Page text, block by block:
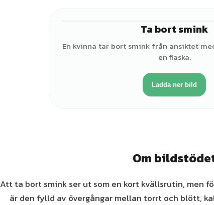
Ta bort smink
En kvinna tar bort smink från ansiktet
en flaska.
Ladda ner bild
Om
Att ta bort smink ser ut som en kort kvällsrutin, men
är den fylld av övergångar mellan torrt och blött,